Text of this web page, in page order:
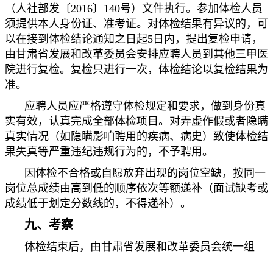
（人社部发〔2016〕140号）文件执行。参加体检人员
须提供本人身份证、准考证。对体检结果有异议的，可
以在接到体检结论通知之日起5日内，提出复检申请，
由甘肃省发展和改革委员会安排应聘人员到其他三甲医
院进行复检。复检只进行一次，体检结论以复检结果为
准。
应聘人员应严格遵守体检规定和要求，做到身份真
实有效，认真完成全部体检项目。对弄虚作假或者隐瞒
真实情况（如隐瞒影响聘用的疾病、病史）致使体检结
果失真等严重违纪违规行为的，不予聘用。
因体检不合格或自愿放弃出现的岗位空缺，按同一
岗位总成绩由高到低的顺序依次等额递补（面试缺考或
成绩低于划定分数线的，不得递补）。
九、考察
体检结束后，由甘肃省发展和改革委员会统一组